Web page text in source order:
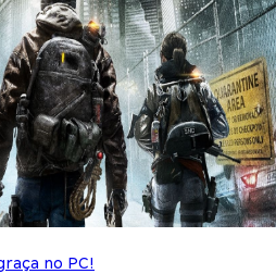
no PC!